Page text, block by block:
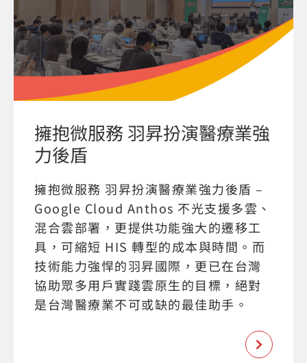
擁抱微服務 羽昇扮演醫療業強
力後盾
擁抱微服務 羽昇扮演醫療業強力後盾 –
Google Cloud Anthos 不光支援多雲、
混合雲部署，更提供功能強大的遷移工
具，可縮短 HIS 轉型的成本與時間。而
技術能力強悍的羽昇國際，更已在台灣
協助眾多用戶實踐雲原生的目標，絕對
是台灣醫療業不可或缺的最佳助手。